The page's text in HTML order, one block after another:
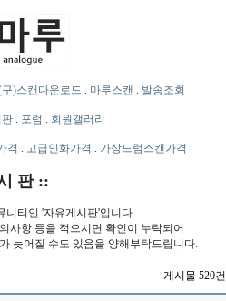
구)스캔다운로드 . 마루스캔 . 발송조회
. 포럼 . 회원갤러리
격 . 고급인화가격 . 가상드럼스캔가격
판 ::
니티인 '자유게시판'입니다.
사항 등을 적으시면 확인이 누락되어
늦어질 수도 있음을 양해부탁드립니다.
게시물 520건